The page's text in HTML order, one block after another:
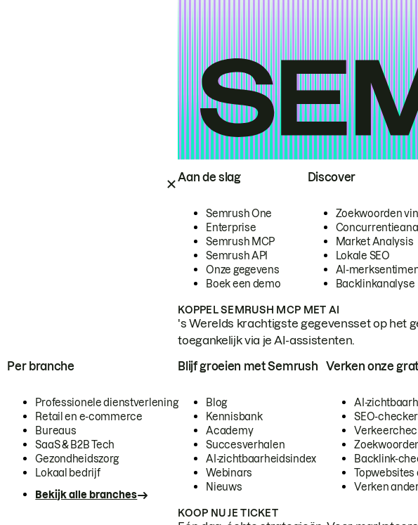
Aan de slag
Semrush One
Enterprise
Semrush MCP
Semrush API
Onze gegevens
Boek een demo
Discover
Zoekwoorden
Market Analysis
Lokale SEO
AI-
Backlinkanalyse
KOPPEL SEMRUSH MCP MET AI
's Werelds krachtigste gegevensset op het
toegankelijk via je AI-assistenten.
Per branche
Professionele dienstverlening
Retail en e-commerce
Bureaus
SaaS & B2B Tech
Gezondheidszorg
Lokaal bedrijf
Bekijk alle branches
Blijf groeien met Semrush
Blog
Kennisbank
Academy
Succesverhalen
AI-zichtbaarheidsindex
Webinars
Nieuws
Verken onze
AI-
SEO-checker
Backlink-
Topwebsites
Verken
KOOP NU JE TICKET